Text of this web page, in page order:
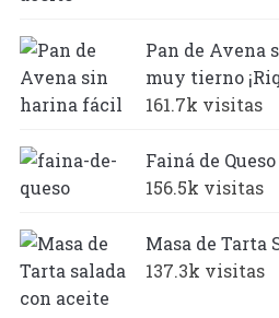
Pan de Avena
muy tierno
161.7k visitas
Fainá de Queso
156.5k visitas
Masa de Tarta
137.3k visitas